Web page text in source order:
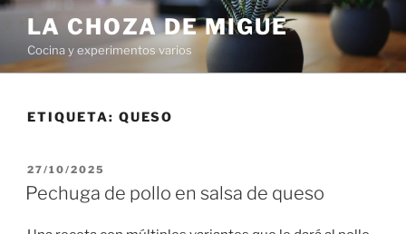
Saltar
contenido
LA CHOZA DE MIGUE
Cocina y experimentos varios
ETIQUETA: QUESO
PUBLICADO
EL
27/10/2025
Pechuga de pollo en salsa de queso